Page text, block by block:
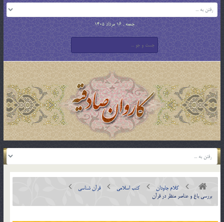
جمعه , 16 مرداد 1405
کلام جاودان کتب اسلامی
قرآن شناسی
بررسی باغ و عناصر منظر در قرآن